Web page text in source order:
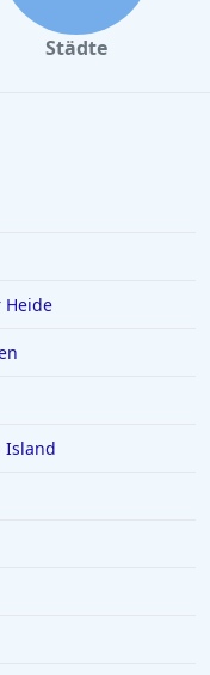
Städte
Heide
Island